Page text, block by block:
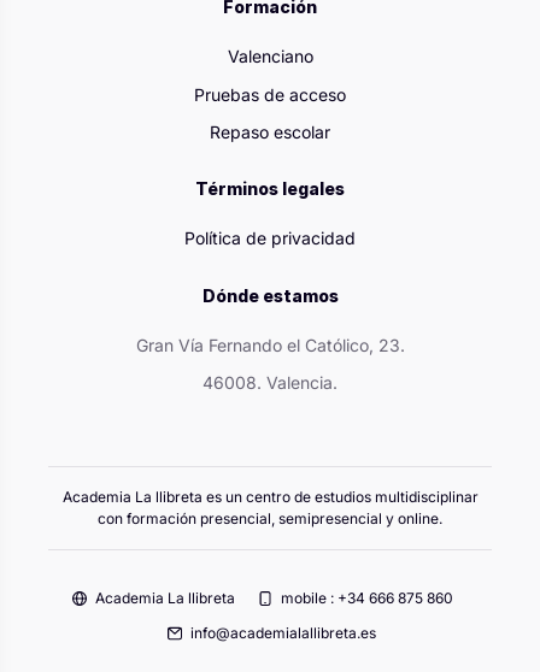
Formación
Valenciano
Pruebas de acceso
Repaso escolar
Términos legales
Política de privacidad
Dónde estamos
Gran Vía Fernando el Católico, 23.
46008. Valencia.
Academia La llibreta es un centro de estudios multidisciplinar
con formación presencial, semipresencial y online.
Academia La llibreta
mobile : +34 666 875 860
info@academialallibreta.es